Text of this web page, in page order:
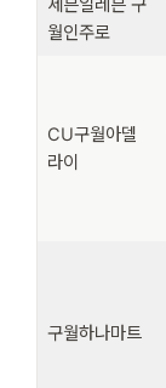
월인주로
CU구월아델
라이
구월하나마트